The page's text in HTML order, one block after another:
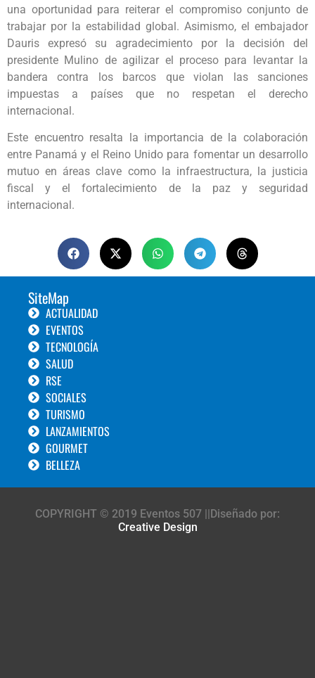
una oportunidad para reiterar el compromiso conjunto de
trabajar por la estabilidad global. Asimismo, el embajador
Dauris expresó su agradecimiento por la decisión del
presidente Mulino de agilizar el proceso para levantar la
bandera contra los barcos que violan las sanciones
impuestas a países que no respetan el derecho
internacional.
Este encuentro resalta la importancia de la colaboración
entre Panamá y el Reino Unido para fomentar un desarrollo
mutuo en áreas clave como la infraestructura, la justicia
fiscal y el fortalecimiento de la paz y seguridad
internacional.
SiteMap
ACTUALIDAD
EVENTOS
TECNOLOGÍA
SALUD
RSE
SOCIALES
TURISMO
LANZAMIENTOS
GOURMET
BELLEZA
COPYRIGHT © 2019 Eventos 507 ||Diseñado por:
Creative Design